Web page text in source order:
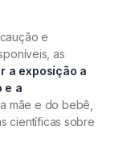
e
as
a exposição a
e a
mãe e do bebê,
científicas sobre